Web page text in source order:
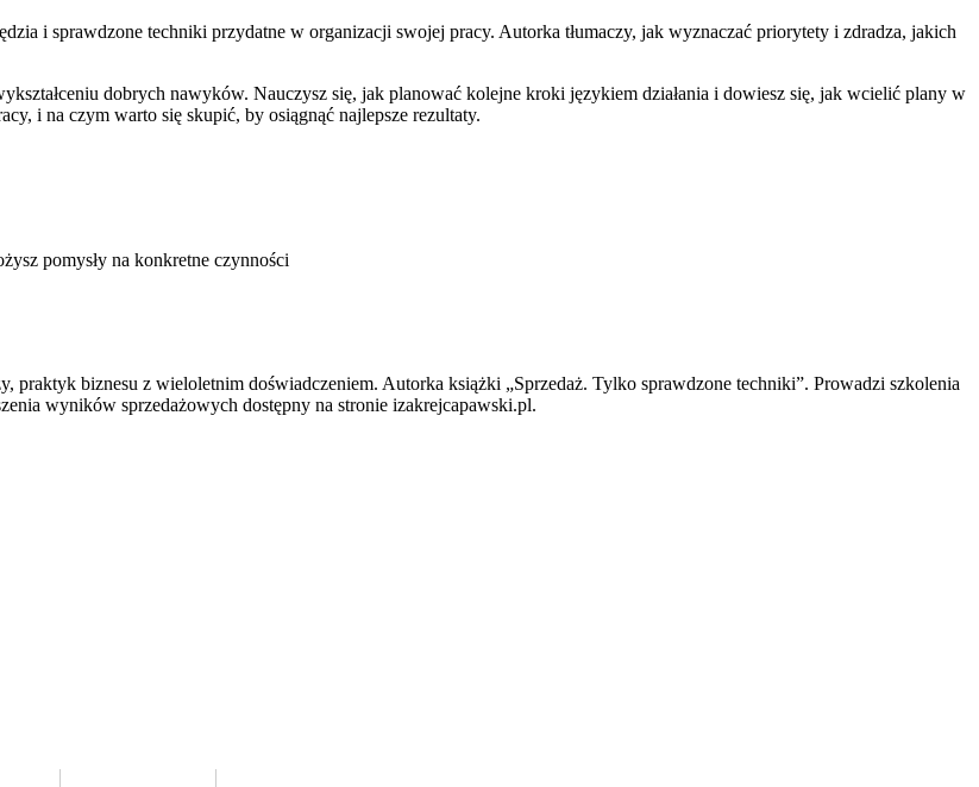
i sprawdzone techniki przydatne w organizacji swojej pracy. Autorka tłumaczy, jak wyznaczać priorytety i zdradza, jakich
dobrych nawyków. Nauczysz się, jak planować kolejne kroki językiem działania i dowiesz się, jak wcielić plany w
i na czym warto się skupić, by osiągnąć najlepsze rezultaty.
pomysły na konkretne czynności
biznesu z wieloletnim doświadczeniem. Autorka książki „Sprzedaż. Tylko sprawdzone techniki”. Prowadzi szkolenia
wyników sprzedażowych dostępny na stronie izakrejcapawski.pl.